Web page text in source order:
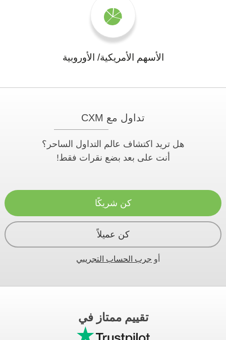
الأسهم الأمريكية/ الأوروبية
تداول مع CXM
هل تريد اكتشاف عالم التداول الساحر؟
أنت على بعد بضع نقرات فقط!
كن شريكًا
كن عميلاً
أو جرب الحساب التجريبي
تقييم ممتاز في